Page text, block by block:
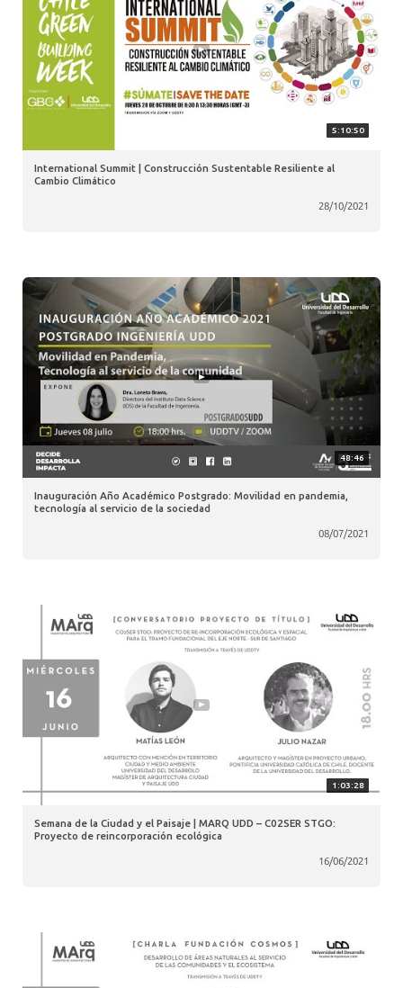
5:10:50
International Summit | Construcción Sustentable Resiliente al
Cambio Climático
28/10/2021
48:46
Inauguración Año Académico Postgrado: Movilidad en pandemia,
tecnología al servicio de la sociedad
08/07/2021
1:03:28
Semana de la Ciudad y el Paisaje | MARQ UDD – C02SER STGO:
Proyecto de reincorporación ecológica
16/06/2021